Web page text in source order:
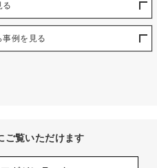
る
事例を見る
ご覧いただけます